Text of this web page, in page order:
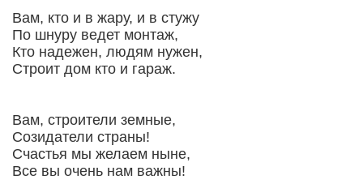
Вам, кто и в жару, и в стужу
По шнуру ведет монтаж,
Кто надежен, людям нужен,
Строит дом кто и гараж.
Вам, строители земные,
Созидатели страны!
Счастья мы желаем ныне,
Все вы очень нам важны!